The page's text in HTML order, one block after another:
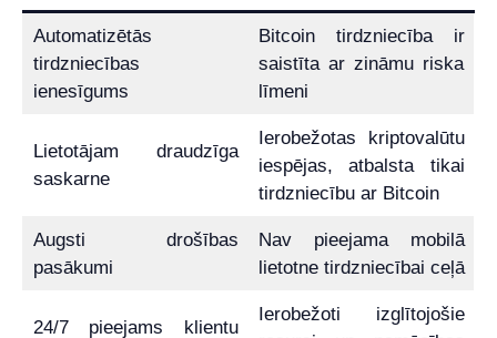
Automatizētās
tirdzniecības
ienesīgums
Bitcoin tirdzniecība ir
saistīta ar zināmu riska
līmeni
Lietotājam draudzīga
saskarne
Ierobežotas kriptovalūtu
iespējas, atbalsta tikai
tirdzniecību ar Bitcoin
Augsti drošības
pasākumi
Nav pieejama mobilā
lietotne tirdzniecībai ceļā
24/7 pieejams klientu
Ierobežoti izglītojošie